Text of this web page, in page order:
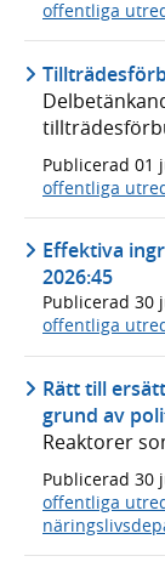
offentliga
Publicerad 01
offentliga
Effektiva
2026:45
Publicerad 30
offentliga
Rätt till
grund av
Reaktorer
Publicerad 30
offentliga